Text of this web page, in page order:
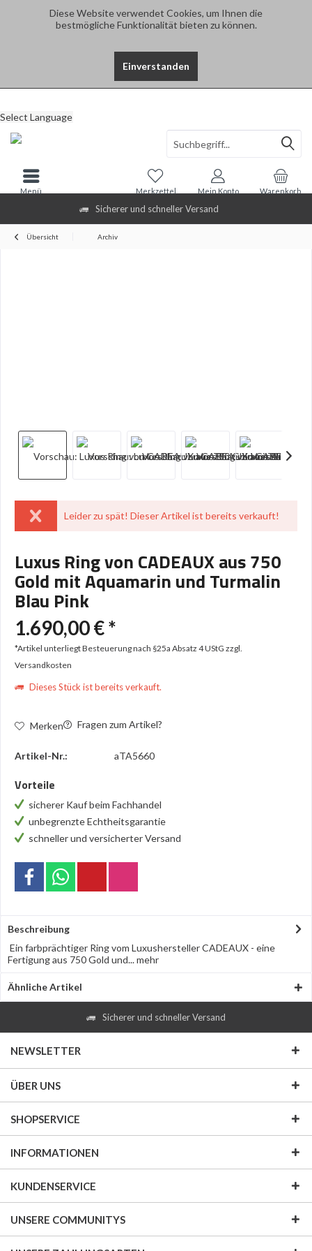
Diese Website verwendet Cookies, um Ihnen die
bestmögliche Funktionalität bieten zu können.
Einverstanden
Sicherer und schneller Versand
Select Language
Warenkorb
Merkzettel Mein Konto
Menü
Übersicht Archiv
Leider zu spät! Dieser Artikel ist bereits verkauft!
Luxus Ring von CADEAUX aus 750
Gold mit Aquamarin und Turmalin
Blau Pink
1.690,00 € *
*Artikel unterliegt Besteuerung nach §25a Absatz 4 UStG zzgl.
Versandkosten
Dieses Stück ist bereits verkauft.
Merken Fragen zum Artikel?
Artikel-Nr.: aTA5660
Vorteile
sicherer Kauf beim Fachhandel
unbegrenzte Echtheitsgarantie
schneller und versicherter Versand
Beschreibung
Ein farbprächtiger Ring vom Luxushersteller CADEAUX - eine
Fertigung aus 750 Gold und...mehr
Ähnliche Artikel
Sicherer und schneller Versand
NEWSLETTER
ÜBER UNS
SHOPSERVICE
INFORMATIONEN
KUNDENSERVICE
UNSERE COMMUNITYS